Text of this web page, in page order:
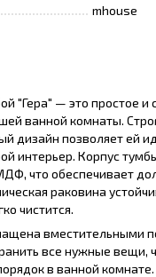
mhouse
"Гера" — это простое и
ванной комнаты.
дизайн позволяет ей
интерьер. Корпус
что обеспечивает
раковина
чистится.
вместительными
все нужные вещи,
в ванной